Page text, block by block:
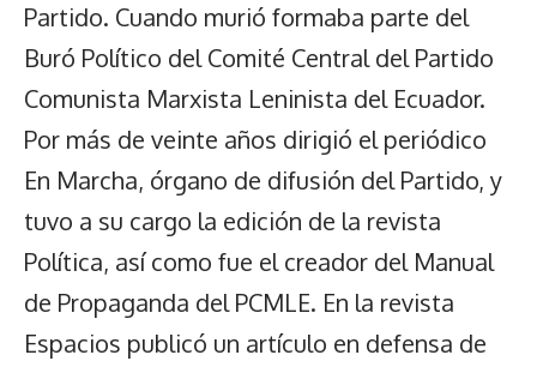
Partido. Cuando murió formaba parte del
Buró Político del Comité Central del Partido
Comunista Marxista Leninista del Ecuador.
Por más de veinte años dirigió el periódico
En Marcha, órgano de difusión del Partido, y
tuvo a su cargo la edición de la revista
Política, así como fue el creador del Manual
de Propaganda del PCMLE. En la revista
Espacios publicó un artículo en defensa de